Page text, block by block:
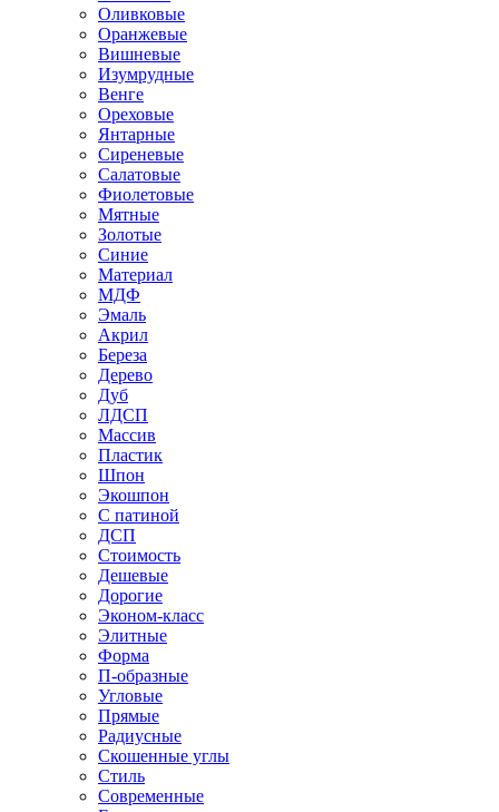
Оливковые
Оранжевые
Вишневые
Изумрудные
Венге
Ореховые
Янтарные
Сиреневые
Салатовые
Фиолетовые
Мятные
Золотые
Синие
Материал
МДФ
Эмаль
Акрил
Береза
Дерево
Дуб
ЛДСП
Массив
Пластик
Шпон
Экошпон
С патиной
ДСП
Стоимость
Дешевые
Дорогие
Эконом-класс
Элитные
Форма
П-образные
Угловые
Прямые
Радиусные
Скошенные углы
Стиль
Современные